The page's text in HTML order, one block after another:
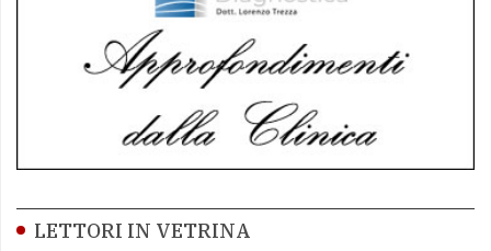
LETTORI IN VETRINA